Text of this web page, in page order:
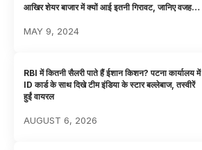
आखिर शेयर बाजार में क्यों आई इतनी गिरावट, जानिए वजह…
MAY 9, 2024
RBI में कितनी सैलरी पाते हैं ईशान किशन? पटना कार्यालय में
ID कार्ड के साथ दिखे टीम इंडिया के स्टार बल्लेबाज, तस्वीरें
हुईं वायरल
AUGUST 6, 2026